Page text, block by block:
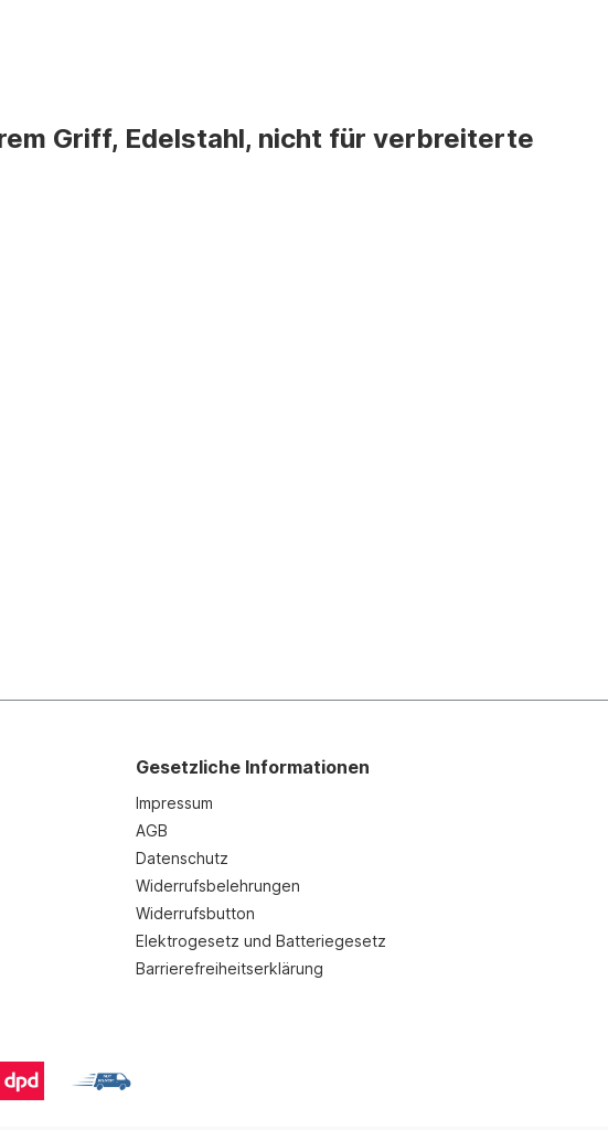
Griff, Edelstahl, nicht für verbreiterte
Gesetzliche Informationen
Impressum
AGB
Datenschutz
Widerrufsbelehrungen
Widerrufsbutton
Elektrogesetz und Batteriegesetz
Barrierefreiheitserklärung